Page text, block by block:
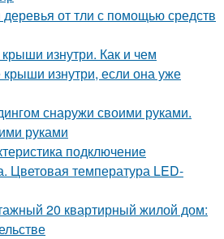
деревья от тли с помощью средств
изнутри. Как и чем
изнутри, если она уже
снаружи своими руками.
руками
подключение
Цветовая температура LED-
20 квартирный жилой дом: